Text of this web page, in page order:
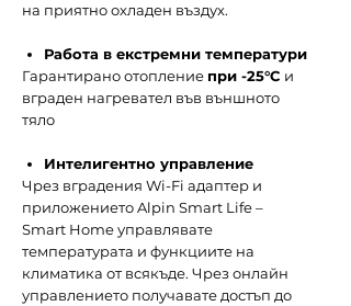
на приятно охладен въздух.
Работа в екстремни температури
Гарантирано отопление при -25°С и
вграден нагревател във външното
тяло
Интелигентно управление
Чрез вградения Wi-Fi адаптер и
приложението Alpin Smart Life –
Smart Home управлявате
температурата и функциите на
климатика от всякъде. Чрез онлайн
управлението получавате достъп до